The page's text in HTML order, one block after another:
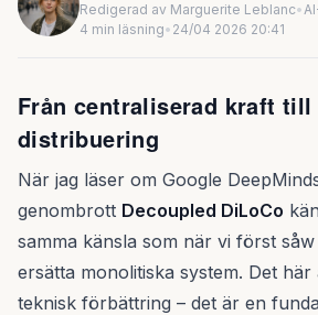
Redigerad av Marguerite Leblanc•
4 min läsning• 24/04 2026 20:41
Från centraliserad kraft till
distribuering
När jag läser om Google
genombrott Decoupled DiLoCo
samma känsla som när vi först
ersätta monolitiska system. Det
teknisk förbättring – det är en